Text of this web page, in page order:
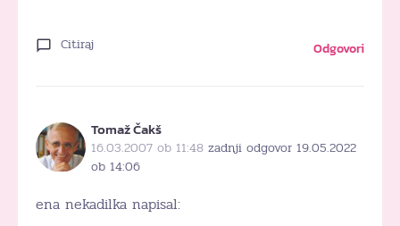
Citiraj Odgovori
Tomaž Čakš
16.03.2007 ob 11:48 zadnji odgovor 19.05.2022
ob 14:06
ena nekadilka napisal: